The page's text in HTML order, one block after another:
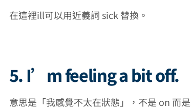
在這裡ill可以用近義詞 sick 替換。
5. I’m feeling a bit off.
意思是「我感覺不太在狀態」，不是 on 而